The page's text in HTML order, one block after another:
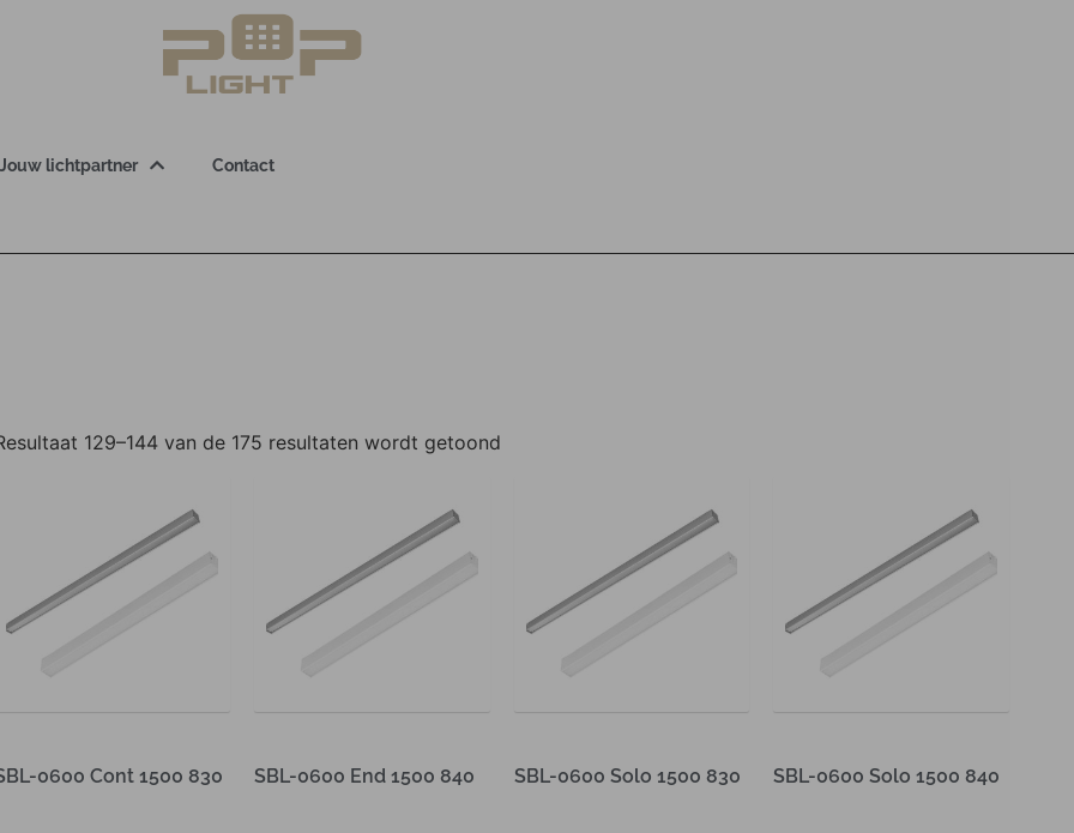
Jouw lichtpartner Contact
129–144 van de 175 resultaten wordt getoond
0600 Cont 1500 830 SBL-0600 End 1500 840 SBL-0600 Solo 1500 830 SBL-0600 Solo 1500 840